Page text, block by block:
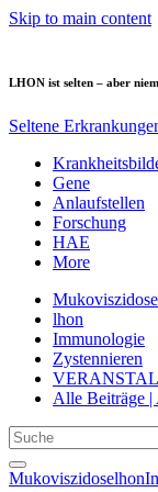
Skip to main content
LHON ist selten – aber
Seltene
Gene
Anlaufstellen
Forschung
HAE
More
Mukoviszidose
lhon
Immunologie
Zystennieren
Alle Beiträge
Mukoviszidoselhon